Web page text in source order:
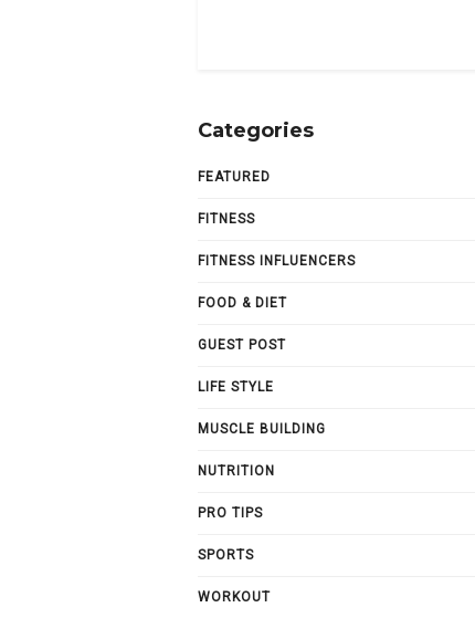
Categories
FEATURED
FITNESS
FITNESS INFLUENCERS
FOOD & DIET
GUEST POST
LIFE STYLE
MUSCLE BUILDING
NUTRITION
PRO TIPS
SPORTS
WORKOUT